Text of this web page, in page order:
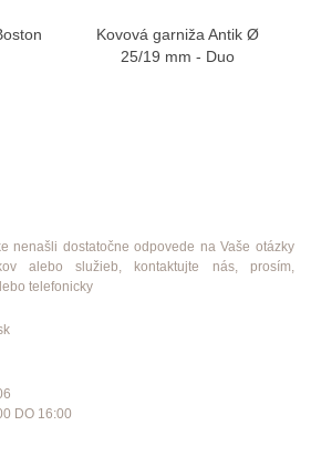
Kovová garniža Antik Ø
25/19 mm - Duo
nenašli dostatočne odpovede na Vaše otázky
alebo služieb, kontaktujte nás, prosím,
telefonicky
DO 16:00